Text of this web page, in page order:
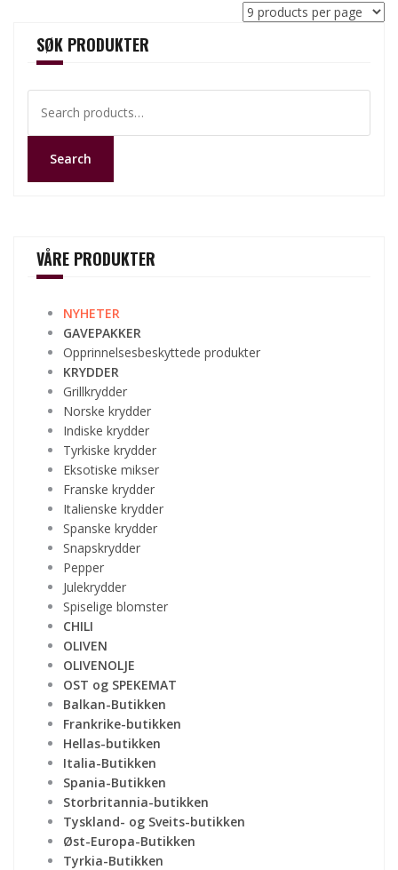
SØK PRODUKTER
for:
Search
VÅRE PRODUKTER
NYHETER
GAVEPAKKER
Opprinnelsesbeskyttede produkter
KRYDDER
Grillkrydder
Norske krydder
Indiske krydder
Tyrkiske krydder
Eksotiske mikser
Franske krydder
Italienske krydder
Spanske krydder
Snapskrydder
Pepper
Julekrydder
Spiselige blomster
CHILI
OLIVEN
OLIVENOLJE
OST og SPEKEMAT
Balkan-Butikken
Frankrike-butikken
Hellas-butikken
Italia-Butikken
Spania-Butikken
Storbritannia-butikken
Tyskland- og Sveits-butikken
Øst-Europa-Butikken
Tyrkia-Butikken